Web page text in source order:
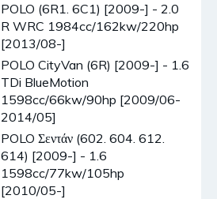
POLO (6R1. 6C1) [2009-] - 2.0
R WRC 1984cc/162kw/220hp
[2013/08-]
POLO CityVan (6R) [2009-] - 1.6
TDi BlueMotion
1598cc/66kw/90hp [2009/06-
2014/05]
POLO Σεντάν (602. 604. 612.
614) [2009-] - 1.6
1598cc/77kw/105hp
[2010/05-]